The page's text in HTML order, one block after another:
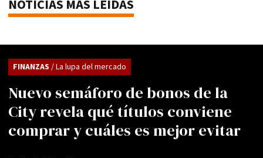
NOTICIAS MÁS LEÍDAS
Nuevo semáforo de bonos de la
City revela qué títulos conviene
comprar y cuáles es mejor evitar
FINANZAS / La lupa del mercado